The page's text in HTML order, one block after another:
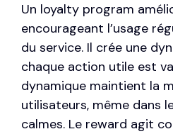
Un loyalty program
encourageant l’usage
du service. Il crée une
chaque action utile est
dynamique maintient la
utilisateurs, même dans
calmes. Le reward agit